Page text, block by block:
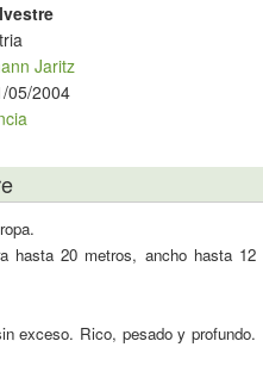
Jaritz
05/2004
hasta 20 metros, ancho hasta 12
exceso. Rico, pesado y profundo.